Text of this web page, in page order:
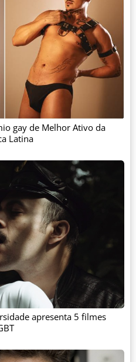
gay de Melhor Ativo da
Latina
apresenta 5 filmes